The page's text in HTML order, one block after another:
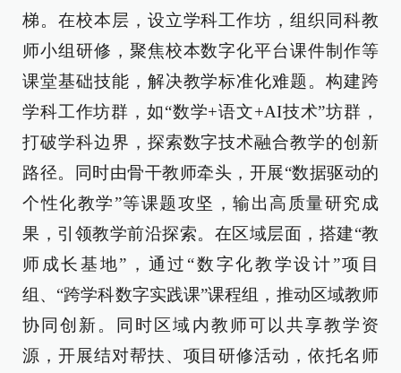
梯。在校本层，设立学科工作坊，组织同科教
师小组研修，聚焦校本数字化平台课件制作等
课堂基础技能，解决教学标准化难题。构建跨
学科工作坊群，如“数学+语文+AI技术”坊群，
打破学科边界，探索数字技术融合教学的创新
路径。同时由骨干教师牵头，开展“数据驱动的
个性化教学”等课题攻坚，输出高质量研究成
果，引领教学前沿探索。在区域层面，搭建“教
师成长基地”，通过“数字化教学设计”项目
组、“跨学科数字实践课”课程组，推动区域教师
协同创新。同时区域内教师可以共享教学资
源，开展结对帮扶、项目研修活动，依托名师